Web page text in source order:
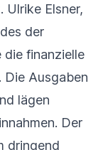
Ulrike Elsner,
der
die finanzielle
Die Ausgaben
lägen
Der
dringend